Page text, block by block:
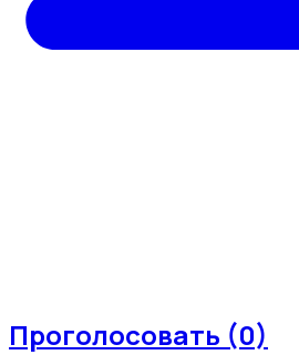
Проголосовать (0)